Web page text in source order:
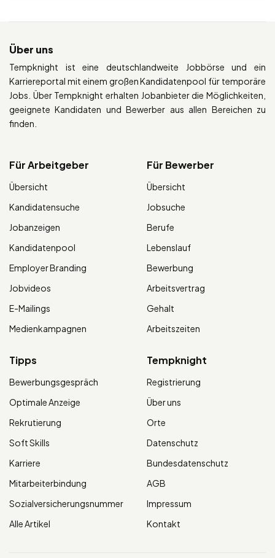
Über uns
Tempknight ist eine deutschlandweite Jobbörse und ein
Karriereportal mit einem großen Kandidatenpool für temporäre
Jobs. Über Tempknight erhalten Jobanbieter die Möglichkeiten,
geeignete Kandidaten und Bewerber aus allen Bereichen zu
finden.
Für Arbeitgeber
Übersicht
Kandidatensuche
Jobanzeigen
Kandidatenpool
Employer Branding
Jobvideos
E-Mailings
Medienkampagnen
Für Bewerber
Übersicht
Jobsuche
Berufe
Lebenslauf
Bewerbung
Arbeitsvertrag
Gehalt
Arbeitszeiten
Tipps
Bewerbungsgespräch
Optimale Anzeige
Rekrutierung
Soft Skills
Karriere
Mitarbeiterbindung
Sozialversicherungsnummer
Alle Artikel
Tempknight
Registrierung
Über uns
Orte
Datenschutz
Bundesdatenschutz
AGB
Impressum
Kontakt